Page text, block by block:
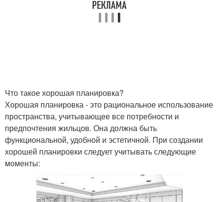
Что такое хорошая планировка?
Хорошая планировка - это рациональное использование
пространства, учитывающее все потребности и
предпочтения жильцов. Она должна быть
функциональной, удобной и эстетичной. При создании
хорошей планировки следует учитывать следующие
моменты: